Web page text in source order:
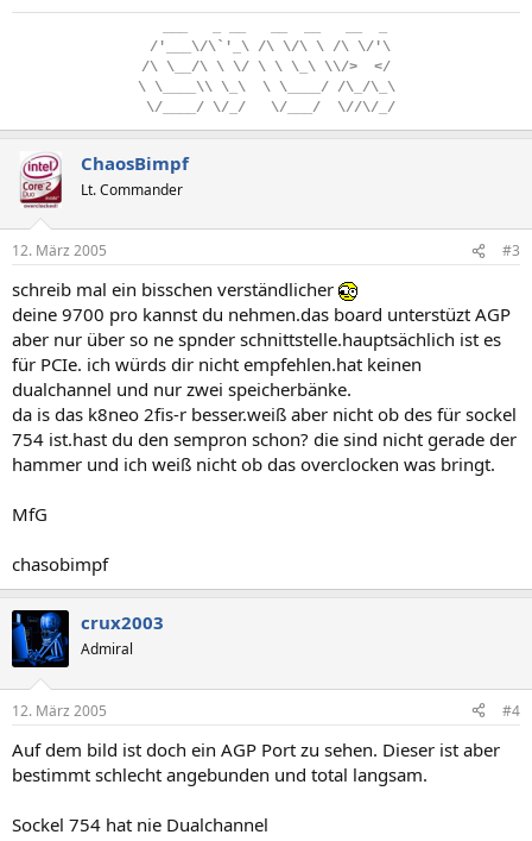
/'___\/\`'_\ /\ \/\ \ /\ \/'\
/\ \__/\ \ \/ \ \ \_\ \\/>
</
\. \____\\. \_\.. \. \____/. /\_/\_\
\/____/. \/_/... \/___/.. \//\/_/
ChaosBimpf
Lt. Commander
12. März 2005 #3
schreib mal ein bisschen verständlicher
deine 9700 pro kannst du nehmen.das board unterstüzt AGP
aber nur über so ne spnder schnittstelle.hauptsächlich ist es
für PCIe. ich würds dir nicht empfehlen.hat keinen
dualchannel und nur zwei speicherbänke.
da is das k8neo 2fis-r besser.weiß aber nicht ob des für sockel
754 ist.hast du den sempron schon? die sind nicht gerade der
hammer und ich weiß nicht ob das overclocken was bringt.
MfG
chasobimpf
crux2003
Admiral
12. März 2005 #4
Auf dem bild ist doch ein AGP Port zu sehen. Dieser ist aber
bestimmt schlecht angebunden und total langsam.
Sockel 754 hat nie Dualchannel